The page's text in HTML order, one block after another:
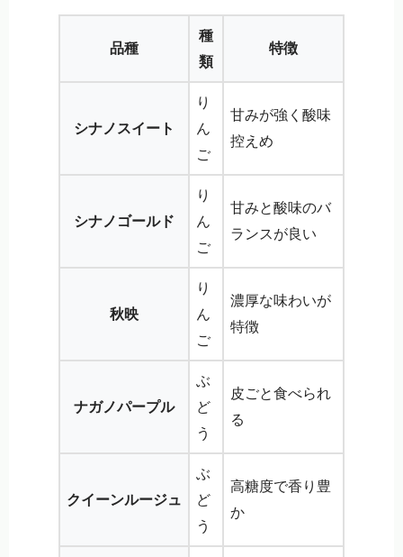
品種
種
類
特徴
シナノスイート
り
ん
ご
甘みが強く酸味
控えめ
シナノゴールド
り
ん
ご
甘みと酸味のバ
ランスが良い
秋映
り
ん
ご
濃厚な味わいが
特徴
ナガノパープル
ぶ
ど
う
皮ごと食べられ
る
クイーンルージュ
ぶ
ど
う
高糖度で香り豊
か